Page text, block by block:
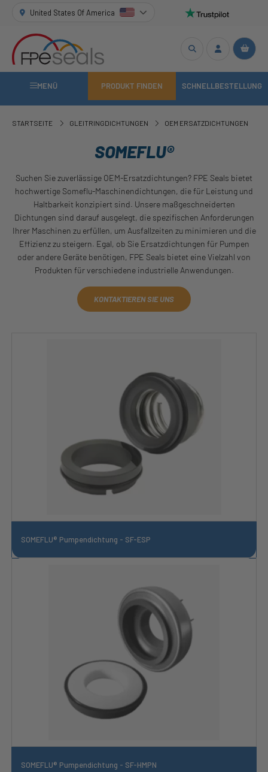
United States Of America
MENÜ PRODUKT FINDEN SCHNELLBESTELLUNG
STARTSEITE GLEITRINGDICHTUNGEN OEM ERSATZDICHTUNGEN
SOMEFLU®
Suchen Sie zuverlässige OEM-Ersatzdichtungen? FPE Seals bietet
hochwertige Someflu-Maschinendichtungen, die für Leistung und
Haltbarkeit konzipiert sind. Unsere maßgeschneiderten
Dichtungen sind darauf ausgelegt, die spezifischen Anforderungen
Ihrer Maschinen zu erfüllen, um Ausfallzeiten zu minimieren und die
Effizienz zu steigern. Egal, ob Sie Ersatzdichtungen für Pumpen
oder andere Geräte benötigen, FPE Seals bietet eine Vielzahl von
Produkten für verschiedene industrielle Anwendungen.
KONTAKTIEREN SIE UNS
SOMEFLU® Pumpendichtung - SF-ESP
SOMEFLU® Pumpendichtung - SF-HMPN